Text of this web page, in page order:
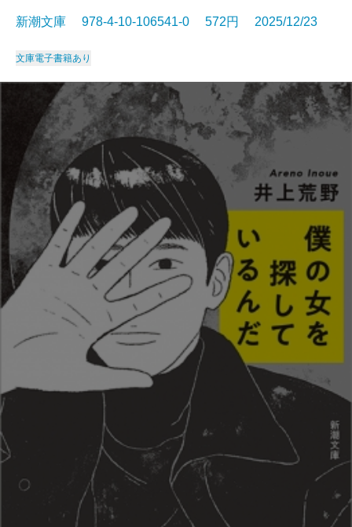
新潮文庫 978-4-10-106541-0 572円 2025/12/23
文庫電子書籍あり